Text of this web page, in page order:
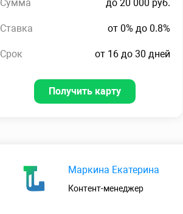
Сумма до 20 000 руб.
Ставка от 0% до 0.8%
Срок от 16 до 30 дней
Получить карту
Маркина Екатерина
Контент-менеджер